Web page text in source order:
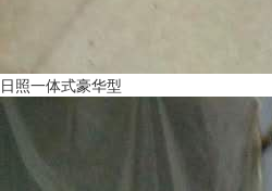
日照一体式豪华型